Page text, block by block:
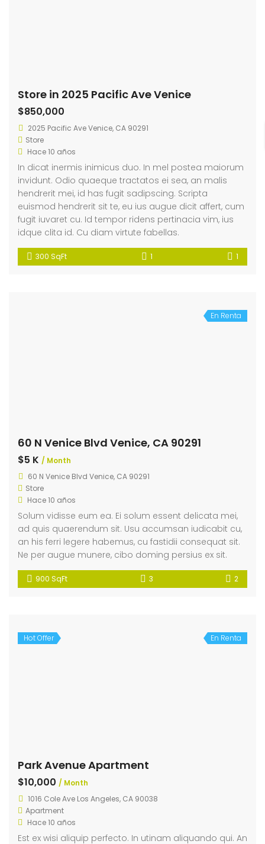
Store in 2025 Pacific Ave Venice
$850,000
2025 Pacific Ave Venice, CA 90291
Store
Hace 10 años
In dicat inermis inimicus duo. In mel postea maiorum
invidunt. Odio quaeque tractatos ei sea, an malis
hendrerit mei, id has fugit sadipscing. Scripta
euismod hendrerit sit te, eu ius augue dicit affert, cum
fugit iuvaret cu. Id tempor ridens pertinacia vim, ius
idque clita id. Cu diam virtute fabellas.
300 SqFt 1 1
En Renta
60 N Venice Blvd Venice, CA 90291
$5 K / Month
60 N Venice Blvd Venice, CA 90291
Store
Hace 10 años
Solum vidisse eum ea. Ei solum essent delicata mei,
ad quis quaerendum sit. Usu accumsan iudicabit cu,
an his ferri legere habemus, cu fastidii consequat sit.
Ne per augue munere, cibo doming persius ex sit.
900 SqFt 3 2
Hot Offer En Renta
Park Avenue Apartment
$10,000 / Month
1016 Cole Ave Los Angeles, CA 90038
Apartment
Hace 10 años
Est ex wisi aliquip perfecto. In utinam aliquando qui. An